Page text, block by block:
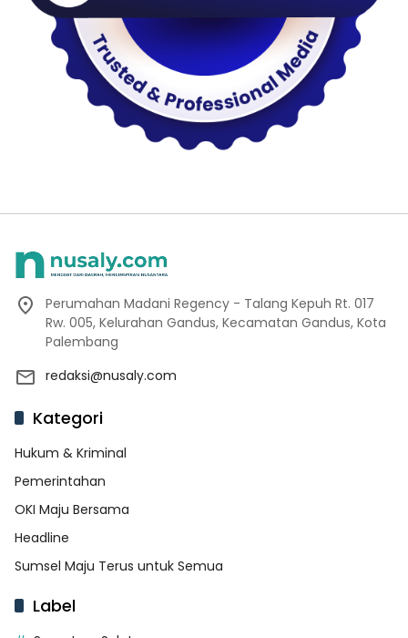
Perumahan Madani Regency - Talang Kepuh Rt. 017
Rw. 005, Kelurahan Gandus, Kecamatan Gandus, Kota
Palembang
redaksi@nusaly.com
Kategori
Hukum & Kriminal
Pemerintahan
OKI Maju Bersama
Headline
Sumsel Maju Terus untuk Semua
Label